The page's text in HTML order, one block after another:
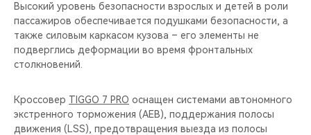
Высокий уровень безопасности взрослых и детей в роли
пассажиров обеспечивается подушками безопасности, а
также силовым каркасом кузова – его элементы не
подверглись деформации во время фронтальных
столкновений.
Кроссовер TIGGO 7 PRO оснащен системами автономного
экстренного торможения (AEB), поддержания полосы
движения (LSS), предотвращения выезда из полосы